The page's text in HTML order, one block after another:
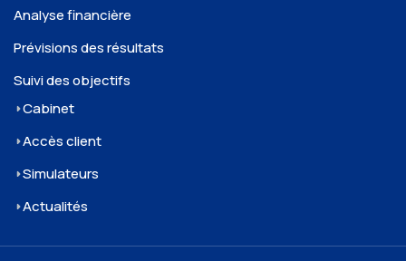
Analyse financière
Prévisions des résultats
Suivi des objectifs
Cabinet
Accès client
Simulateurs
Actualités